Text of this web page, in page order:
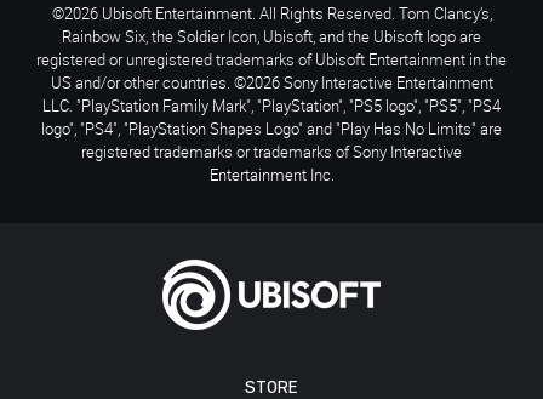
STORE
©2026 Ubisoft Entertainment. All Rights Reserved. Tom Clancy’s,
Rainbow Six, the Soldier Icon, Ubisoft, and the Ubisoft logo are
registered or unregistered trademarks of Ubisoft Entertainment in the
US and/or other countries. ©2026 Sony Interactive Entertainment
LLC. "PlayStation Family Mark", "PlayStation", "PS5 logo", "PS5", "PS4
logo", "PS4", "PlayStation Shapes Logo" and "Play Has No Limits" are
registered trademarks or trademarks of Sony Interactive
Entertainment Inc.